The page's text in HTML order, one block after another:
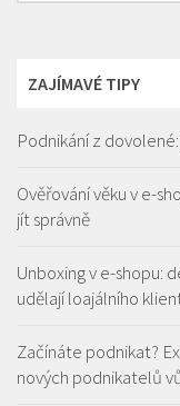
ZAJÍMAVÉ TIPY
Podnikání z
Ověřování věku v e-
jít správně
Unboxing v e-shopu:
udělají loajálního
Začínáte podnikat?
nových podnikatelů